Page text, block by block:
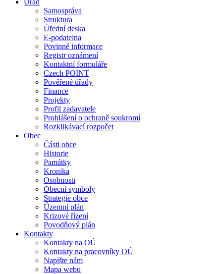
Úřad
Samospráva
Struktura
Úřední deska
E-podatelna
Povinné informace
Registr oznámení
Kontaktní formuláře
Czech POINT
Pověřené úřady
Finance
Projekty
Profil zadavatele
Prohlášení o ochraně soukromí
Rozklikávací rozpočet
Obec
Části obce
Historie
Památky
Kronika
Osobnosti
Obecní symboly
Strategie obce
Územní plán
Krizové řízení
Povodňový plán
Kontakty
Kontakty na OÚ
Kontakty na pracovníky OÚ
Napište nám
Mapa webu